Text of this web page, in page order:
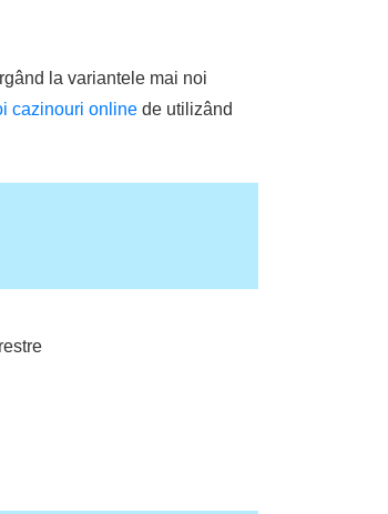
la variantele mai noi
cazinouri online de utilizând